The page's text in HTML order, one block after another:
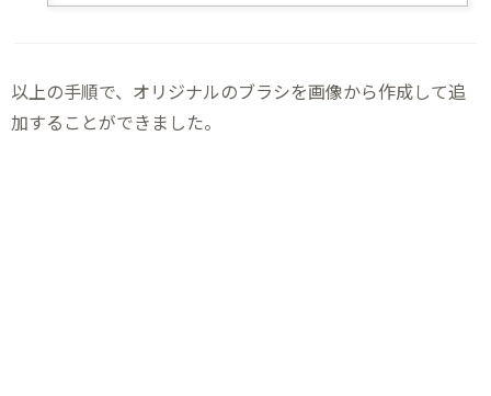
以上の手順で、オリジナルのブラシを画像から作成して追
加することができました。